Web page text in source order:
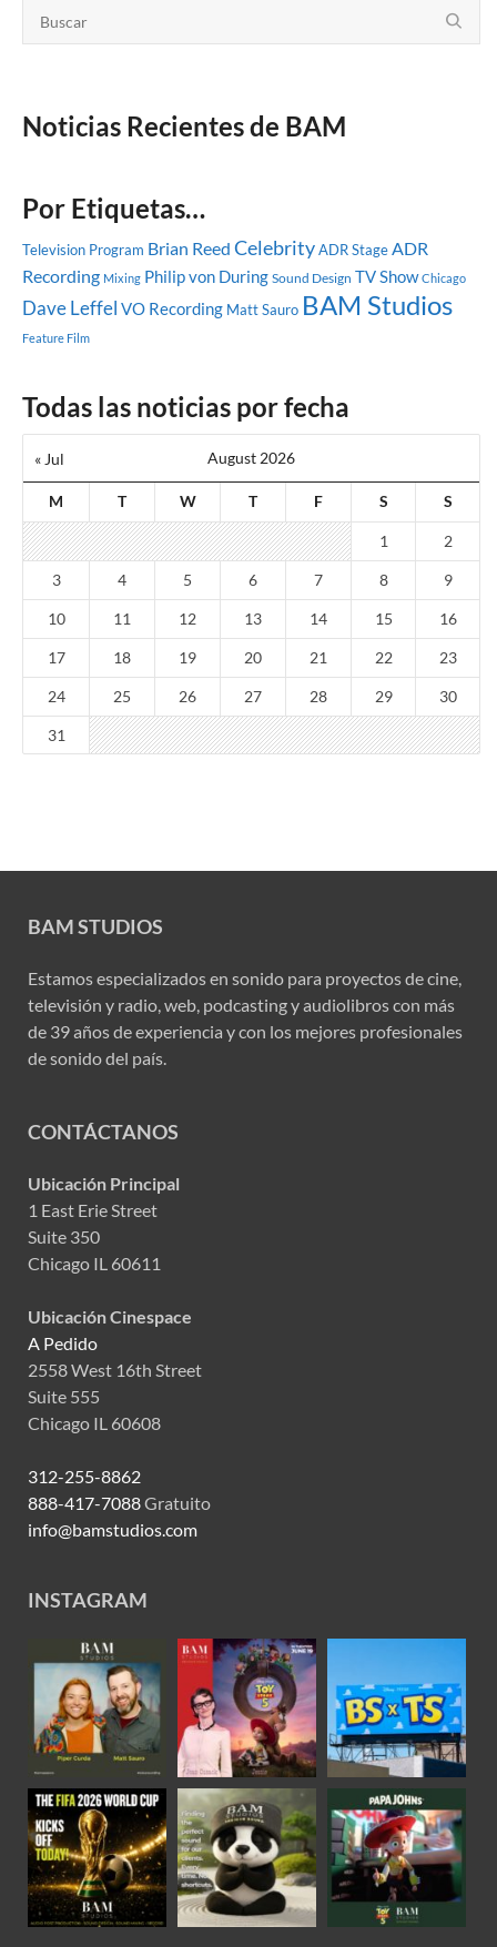
Noticias Recientes de BAM
Por Etiquetas…
Television Program Brian Reed CelebrityADR StageADR
Recording Mixing Philip von During Sound Design TV Show Chicago
Dave Leffel VO Recording Matt Sauro BAM Studios
Feature Film
Todas las noticias por fecha
August 2026
M T W T F S S
« Jul
1 2
3 4 5 6 7 8 9
10 11 12 13 14 15 16
17 18 19 20 21 22 23
24 25 26 27 28 29 30
31
BAM STUDIOS
Estamos especializados en sonido para proyectos de cine,
televisión y radio, web, podcasting y audiolibros con más
de 39 años de experiencia y con los mejores profesionales
de sonido del país.
CONTÁCTANOS
Ubicación Principal
1 East Erie Street
Suite 350
Chicago IL 60611
Ubicación Cinespace
A Pedido
2558 West 16th Street
Suite 555
Chicago IL 60608
312-255-8862
888-417-7088Gratuito
info@bamstudios.com
INSTAGRAM